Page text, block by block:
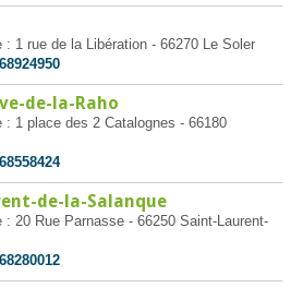
1 rue de la Libération - 66270 Le Soler
de-la-Raho
1 place des 2 Catalognes - 66180
de-la-Salanque
20 Rue Parnasse - 66250 Saint-Laurent-